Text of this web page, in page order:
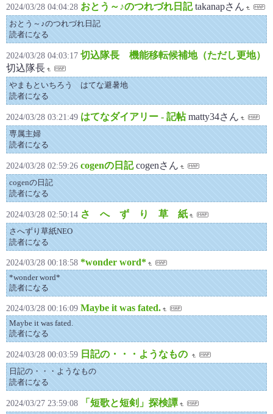
2024/03/28 04:04:28 おとう～♪のつれづれ日記 takanapさん
おとう～♪のつれづれ日記
読者になる
2024/03/28 04:03:17 切込隊長 機能移転候補地（ただし更地）
切込隊長
やまもといちろう はてな避暑地
読者になる
2024/03/28 03:21:49 はてなダイアリー - 記帖 matty34さん
専属主婦
読者になる
2024/03/28 02:59:26 cogenの日記 cogenさん
cogenの日記
読者になる
2024/03/28 02:50:14 さ へ ず り 草 紙
さへずり草紙NEO
読者になる
2024/03/28 00:18:58 *wonder word*
*wonder word*
読者になる
2024/03/28 00:16:09 Maybe it was fated.
Maybe it was fated.
読者になる
2024/03/28 00:03:59 日記の・・・ようなもの
日記の・・・ようなもの
読者になる
2024/03/27 23:59:08 「短歌と短剣」探検譚